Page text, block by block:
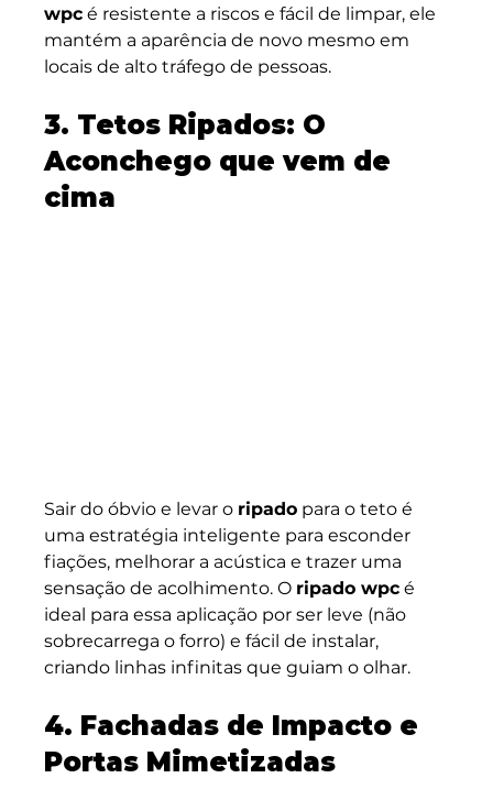
wpc é resistente a riscos e fácil de limpar, ele
mantém a aparência de novo mesmo em
locais de alto tráfego de pessoas.
3. Tetos Ripados: O
Aconchego que vem de
cima
Sair do óbvio e levar o ripado para o teto é
uma estratégia inteligente para esconder
fiações, melhorar a acústica e trazer uma
sensação de acolhimento. O ripado wpc é
ideal para essa aplicação por ser leve (não
sobrecarrega o forro) e fácil de instalar,
criando linhas infinitas que guiam o olhar.
4. Fachadas de Impacto e
Portas Mimetizadas